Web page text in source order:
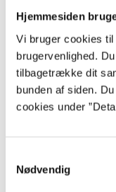
Hjemmesiden
Vi bruger cookies
brugervenlighed.
tilbagetrække dit
bunden af siden.
cookies under
Nødvendig
Tidsskrift
Artiklen er en del af
lorem